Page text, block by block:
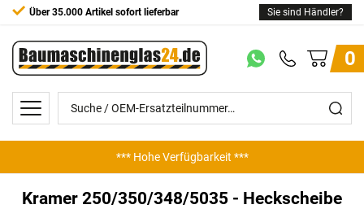
Über 35.000 Artikel sofort lieferbar Sie sind Händler?
0
*** Hohe Verfügbarkeit ***
*** Günstige Preise ***
Kramer 250/350/348/5035 - Heckscheibe